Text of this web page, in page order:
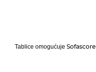
Tablice omogućuje Sofascore